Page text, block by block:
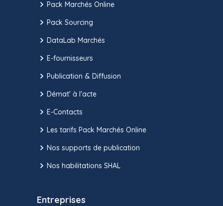
Pack Marchés Online
Pack Sourcing
DataLab Marchés
E-fournisseurs
Publication & Diffusion
Démat' à l'acte
E-Contacts
Les tarifs Pack Marchés Online
Nos supports de publication
Nos habilitations SHAL
Entreprises